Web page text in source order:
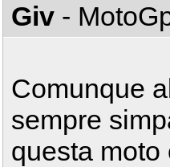
Giv -
Comunque
sempre
questa moto